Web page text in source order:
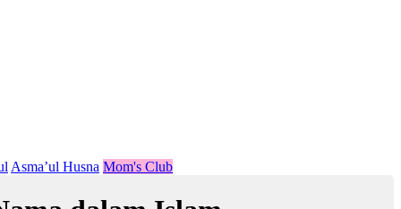
Asma’ul Husna Mom's Club